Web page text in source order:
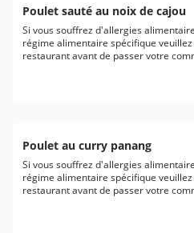
Poulet sauté au noix de cajou
Si vous souffrez d'allergies
régime alimentaire spécifique
restaurant avant de passer votre
Poulet au curry panang
Si vous souffrez d'allergies
régime alimentaire spécifique
restaurant avant de passer votre